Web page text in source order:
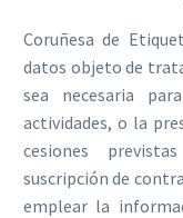
Coruñesa de
datos objeto de
sea necesaria
actividades, o la
cesiones
suscripción de
emplear la